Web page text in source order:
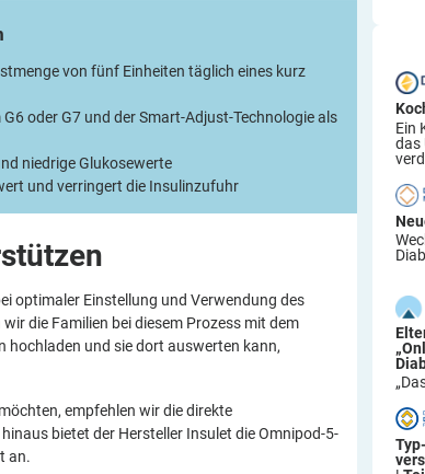
von fünf Einheiten täglich eines kurz
oder G7 und der Smart-Adjust-Technologie als
niedrige Glukosewerte
und verringert die Insulinzufuhr
optimaler Einstellung und Verwendung des
die Familien bei diesem Prozess mit dem
hochladen und sie dort auswerten kann,
empfehlen wir die direkte
bietet der Hersteller Insulet die Omnipod-5-
an.
Ein
das